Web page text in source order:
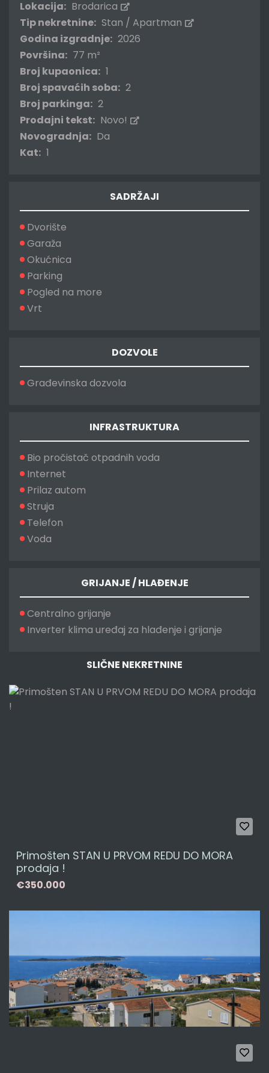
Lokacija: Brodarica
Tip nekretnine: Stan / Apartman
Godina izgradnje: 2026
Površina: 77 m²
Broj kupaonica: 1
Broj spavaćih soba: 2
Broj parkinga: 2
Prodajni tekst: Novo!
Novogradnja: Da
Kat: 1
SADRŽAJI
Dvorište
Garaža
Okućnica
Parking
Pogled na more
Vrt
DOZVOLE
Građevinska dozvola
INFRASTRUKTURA
Bio pročistač otpadnih voda
Internet
Prilaz autom
Struja
Telefon
Voda
GRIJANJE / HLAĐENJE
Centralno grijanje
Inverter klima uređaj za hlađenje i grijanje
SLIČNE NEKRETNINE
Primošten STAN U PRVOM REDU DO MORA
prodaja !
€350.000